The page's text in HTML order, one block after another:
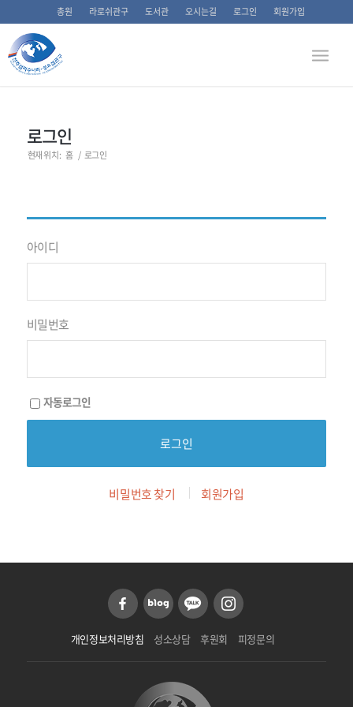
총원 라로쉬관구 도서관 오시는길 로그인 회원가입
로그인
현재 위치: 홈 / 로그인
아이디
비밀번호
자동로그인
비밀번호 찾기 회원가입
개인정보처리방침 성소상담 후원회 피정문의